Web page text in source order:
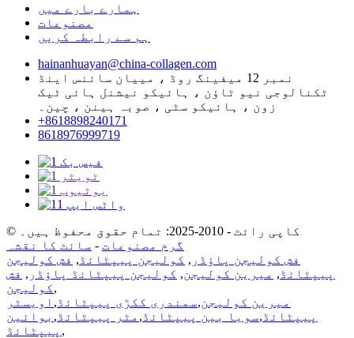
ہمارے بارے میں
مصنوعات
ہم سے رابطہ کریں
hainanhuayan@china-collagen.com
نمبر 12 میفینگ روڈ ، مییان سائنس اینڈ
ٹکنالوجی نیو ٹاؤن ، ہائیکو نیشنل ہائی ٹیک
زون ، ہائیکو سٹی ، صوبہ ہینن ، چین۔
+8618898240171
8618976999719
© کاپی رائٹ - 2010-2025: تمام حقوق محفوظ ہیں۔
گرم مصنوعات - سائٹ کا نقشہ
فش کولیجن پاؤڈر , کولیجن پیپٹائڈ , فش کولیجن
پیپٹائڈ , میرین کولیجن, کولیجن پیپٹائڈ پاؤڈر , فش
کولیجن,
میرین کولیجن,سمندری ککڑی پیپٹائڈ , اویسٹر
پیپٹائڈ ,سویا بین پیپٹائڈ , مٹر پیپٹائڈ , بوائین
پیپٹائڈ ,